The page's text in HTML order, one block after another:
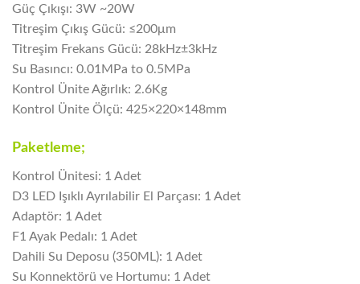
Güç Çıkışı: 3W ~20W
Titreşim Çıkış Gücü: ≤200μm
Titreşim Frekans Gücü: 28kHz±3kHz
Su Basıncı: 0.01MPa to 0.5MPa
Kontrol Ünite Ağırlık: 2.6Kg
Kontrol Ünite Ölçü: 425×220×148mm
Paketleme;
Kontrol Ünitesi: 1 Adet
D3 LED Işıklı Ayrılabilir El Parçası: 1 Adet
Adaptör: 1 Adet
F1 Ayak Pedalı: 1 Adet
Dahili Su Deposu (350ML): 1 Adet
Su Konnektörü ve Hortumu: 1 Adet